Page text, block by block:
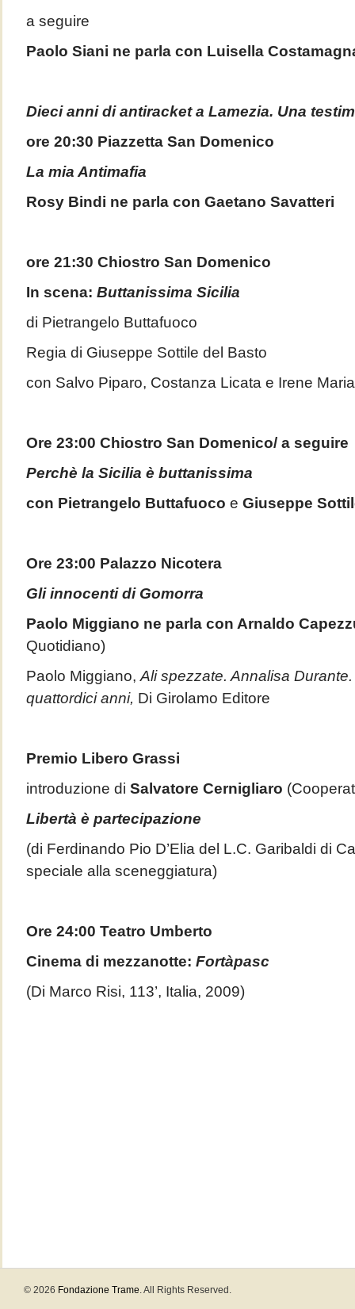
a seguire
Paolo Siani ne parla con Luisella
Dieci anni di antiracket a Lamezia. Una
ore 20:30 Piazzetta San Domenico
La mia Antimafia
Rosy Bindi ne parla con Gaetano Savatteri
ore 21:30 Chiostro San Domenico
In scena: Buttanissima Sicilia
di Pietrangelo Buttafuoco
Regia di Giuseppe Sottile del Basto
con Salvo Piparo, Costanza Licata e Irene
Ore 23:00 Chiostro San Domenico/ a seguire
Perchè la Sicilia è buttanissima
con Pietrangelo Buttafuoco e Giuseppe
Ore 23:00 Palazzo Nicotera
Gli innocenti di Gomorra
Paolo Miggiano ne parla con Arnaldo
Quotidiano)
Paolo Miggiano, Ali spezzate. Annalisa
quattordici anni, Di Girolamo Editore
Premio Libero Grassi
introduzione di Salvatore Cernigliaro
Libertà è partecipazione
(di Ferdinando Pio D’Elia del L.C. Garibaldi di
speciale alla sceneggiatura)
Ore 24:00 Teatro Umberto
Cinema di mezzanotte: Fortàpasc
(Di Marco Risi, 113’, Italia, 2009)
© 2026 Fondazione Trame. All Rights Reserved.